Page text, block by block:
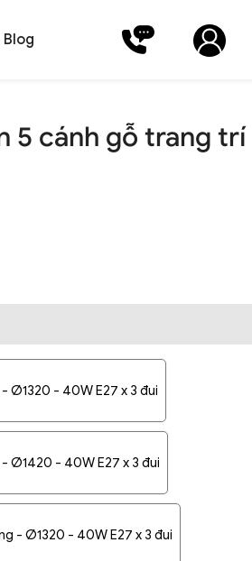
Blog
5 cánh gỗ trang trí
Ø1320 - 40W E27 x 3 đui
Ø1420 - 40W E27 x 3 đui
- Ø1320 - 40W E27 x 3 đui